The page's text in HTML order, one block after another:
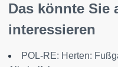
Das könnte Sie
interessieren
POL-RE: Herten: